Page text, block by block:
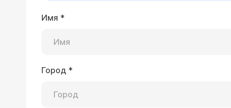
Имя *
Город *